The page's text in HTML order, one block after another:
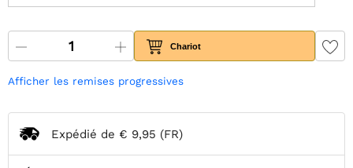
Chariot
Afficher les remises progressives
Expédié de € 9,95 (FR)